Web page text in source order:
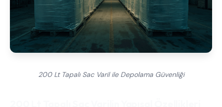
200 Lt Tapalı Sac Varil ile Depolama Güvenliği